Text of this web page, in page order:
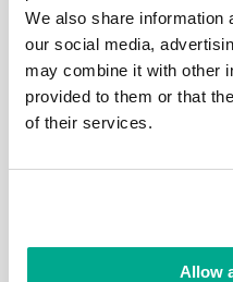
We also share information
our social media,
may combine it with other
provided to them or that
of their services.
Allow
世间存在各种传统惯例
31去洗桑拿：）而我在
晤士河之旅”，来自英语
约300公里的步行路线，
的一座大坝）开始，一
80公里的路线几乎都在
里的斯坦斯桥。 我再重
可以当导游了：）真的
简要回顾一下游览信息
次美好回忆，也希望你